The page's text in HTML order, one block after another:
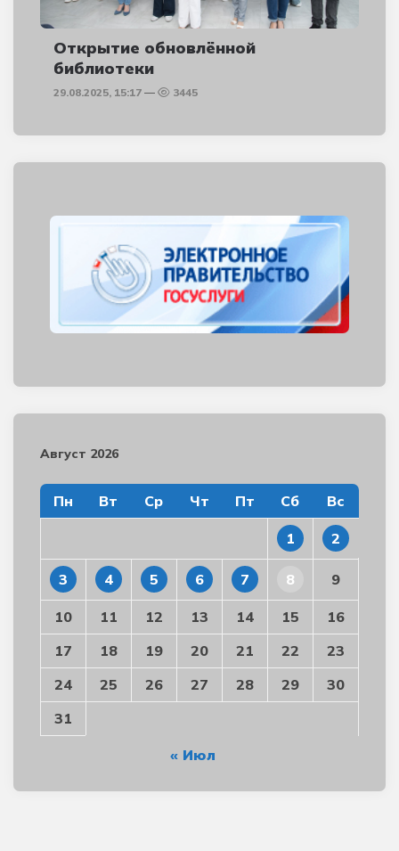
Открытие обновлённой
библиотеки
29.08.2025, 15:17 3445
Август 2026
Пн Вт Ср Чт Пт Сб Вс
1 2
3 4 5 6 7 8 9
10 11 12 13 14 15
16
17
18 19 20 21 22
23
24
25 26 27 28 29
30
31
« Июл